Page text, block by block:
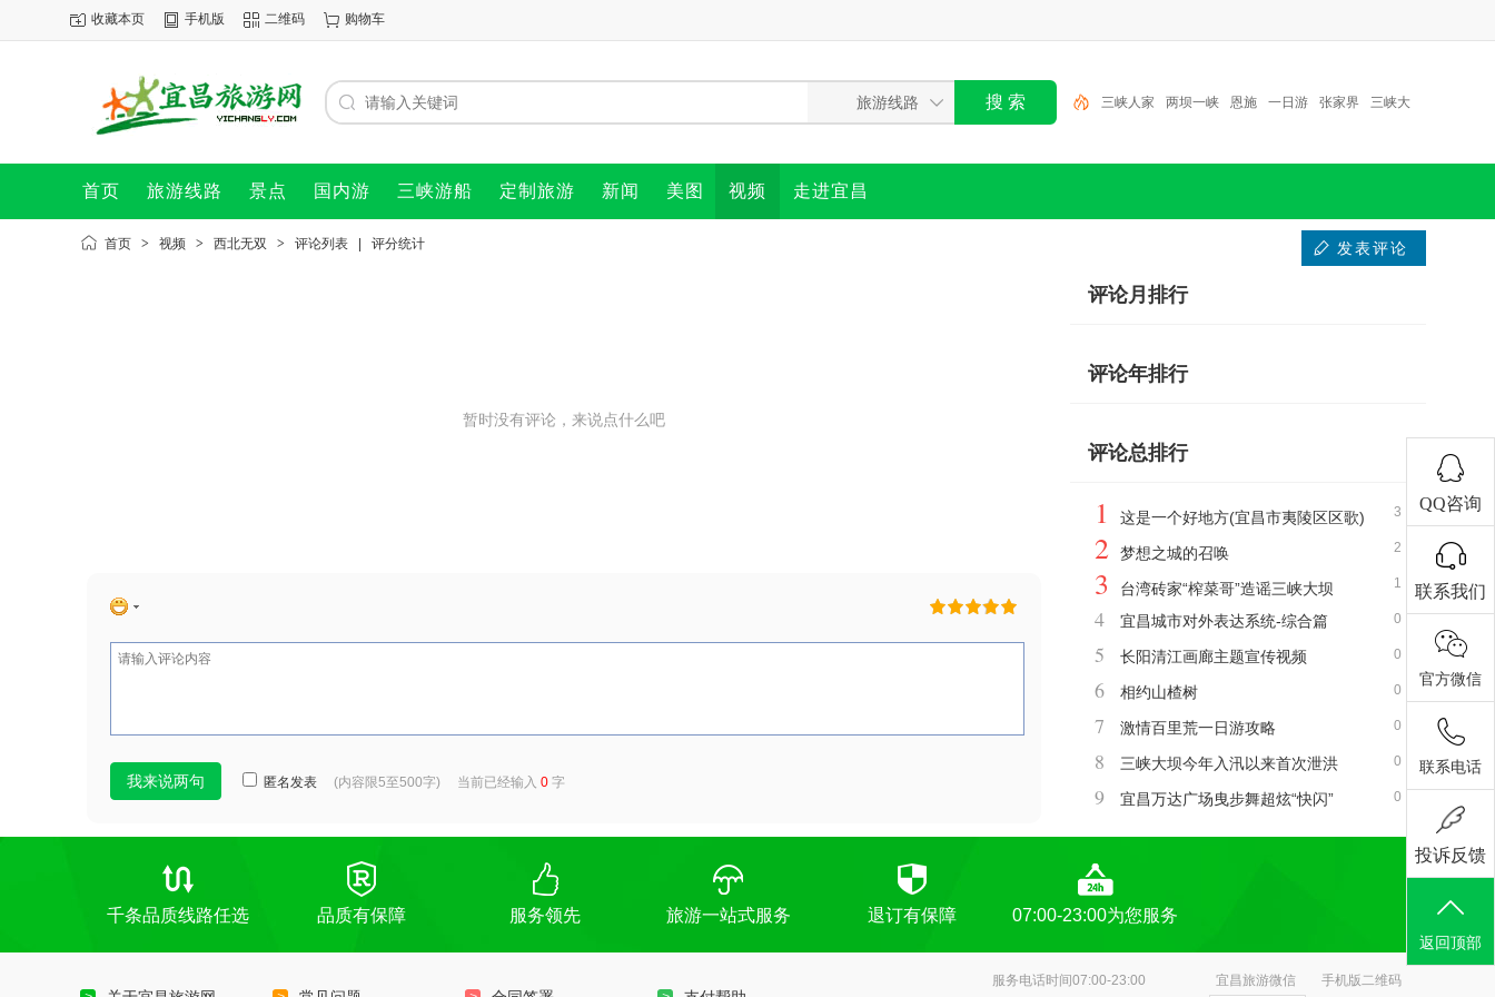
收藏本页 手机版 二维码 购物车
三峡人家 两坝一峡 恩施 一日游 张家界 三峡大
首页 旅游线路 景点 国内游 三峡游船 定制旅游 新闻 美图 视频 走进宜昌
发表评论
首页 > 视频 > 西北无双 > 评论列表 评分统计
暂时没有评论，来说点什么吧
匿名发表 (内容限5至500字) 当前已经输入 0 字
评论月排行
评论年排行
评论总排行
3
1 这是一个好地方(宜昌市夷陵区区歌)
2
2 梦想之城的召唤
1
3 台湾砖家“榨菜哥”造谣三峡大坝
0
4 宜昌城市对外表达系统-综合篇
0
5 长阳清江画廊主题宣传视频
0
6 相约山楂树
0
7 激情百里荒一日游攻略
0
8 三峡大坝今年入汛以来首次泄洪
0
9 宜昌万达广场曳步舞超炫“快闪”
QQ咨询
联系我们
官方微信
联系电话
投诉反馈
返回顶部
千条品质线路任选 品质有保障 服务领先 旅游一站式服务 退订有保障 07:00-23:00为您服务
宜昌旅游微信 手机版二维码
服务电话时间07:00-23:00